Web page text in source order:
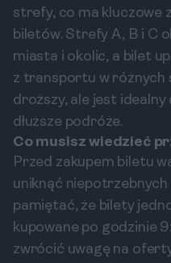
strefy, co ma kluczowe
biletów. Strefy A, B i C
miasta i okolic, a bilet
z transportu w różnych
droższy, ale jest
dłuższe podróże.
Co musisz wiedzieć
Przed zakupem biletu
uniknąć
pamiętać, że bilety
kupowane po godzinie
zwrócić uwagę na